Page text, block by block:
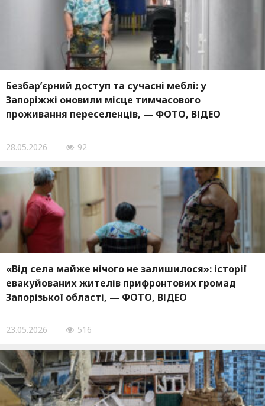
Безбарʼєрний доступ та сучасні меблі: у
Запоріжжі оновили місце тимчасового
проживання переселенців, — ФОТО, ВІДЕО
28.05.2026 92
«Від села майже нічого не залишилося»: історії
евакуйованих жителів прифронтових громад
Запорізької області, — ФОТО, ВІДЕО
23.05.2026 516